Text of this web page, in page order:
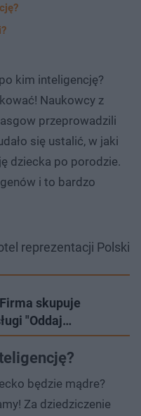
kim inteligencję?
Naukowcy z
przeprowadzili
się ustalić, w jaki
dziecka po porodzie.
i to bardzo
reprezentacji Polski
skupuje
"Oddaj…
będzie mądre?
Za dziedziczenie